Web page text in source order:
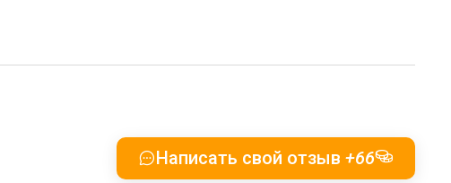
Написать свой отзыв +66